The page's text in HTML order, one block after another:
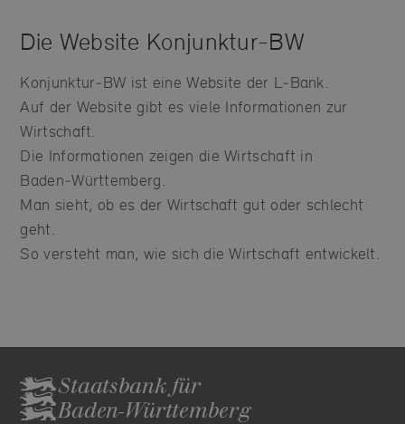
Die Website Konjunktur-BW
Konjunktur‑BW ist eine Website der L‑Bank.
Auf der Website gibt es viele Informationen zur
Wirtschaft.
Die Informationen zeigen die Wirtschaft in
Baden‑Württemberg.
Man sieht, ob es der Wirtschaft gut oder schlecht
geht.
So versteht man, wie sich die Wirtschaft entwickelt.
Staatsbank für
Baden-Württemberg